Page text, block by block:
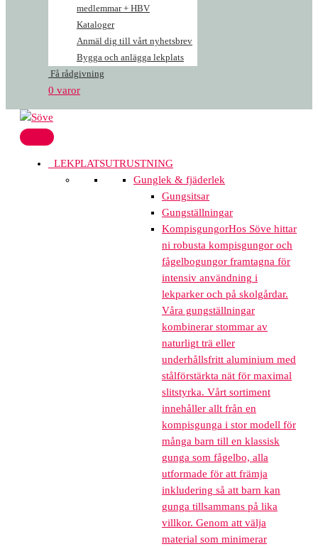
medlemmar + HBV
Kataloger
Anmäl dig till vårt nyhetsbrev
Bygga och anlägga lekplats
Få rådgivning
0 varor
LEKPLATSUTRUSTNING
Gunglek & fjäderlek
Gungsitsar
Gungställningar
KompisgungorHos Söve hittar
ni robusta kompisgungor och
fågelbogungor framtagna för
intensiv användning i
lekparker och på skolgårdar.
Våra gungställningar
kombinerar stommar av
naturligt trä eller
underhållsfritt aluminium med
stålförstärkta nät för maximal
slitstyrka. Vårt sortiment
innehåller allt från en
kompisgunga i stor modell för
många barn till en klassisk
gunga som fågelbo, alla
utformade för att främja
inkludering så att barn kan
gunga tillsammans på lika
villkor. Genom att välja
material som minimerar